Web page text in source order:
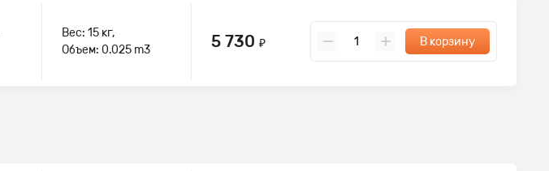
Вес: 15 кг,
Объем: 0.025 m3
5 730 ₽ В корзину